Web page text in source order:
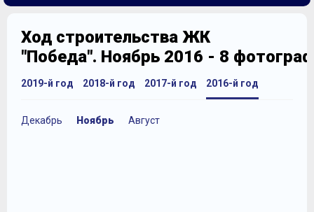
Ход строительства ЖК
"Победа". Ноябрь 2016 - 8
2019-й год 2018-й год 2017-й год 2016-й год
Декабрь Ноябрь Август